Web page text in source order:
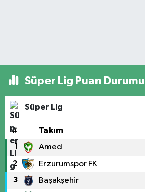
Süper Lig Puan Durumu
Süper Lig
# Takım
1 Amed
2 Erzurumspor FK
3 Başakşehir